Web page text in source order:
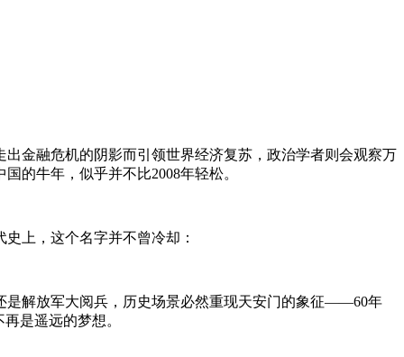
金融危机的阴影而引领世界经济复苏，政治学者则会观察万
的牛年，似乎并不比2008年轻松。
史上，这个名字并不曾冷却：
解放军大阅兵，历史场景必然重现天安门的象征——60年
是遥远的梦想。